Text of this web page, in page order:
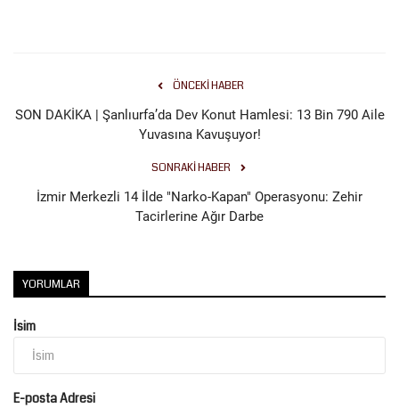
ÖNCEKI HABER
SON DAKİKA | Şanlıurfa’da Dev Konut Hamlesi: 13 Bin 790 Aile
Yuvasına Kavuşuyor!
SONRAKI HABER
İzmir Merkezli 14 İlde "Narko-Kapan" Operasyonu: Zehir
Tacirlerine Ağır Darbe
YORUMLAR
İsim
E-posta Adresi